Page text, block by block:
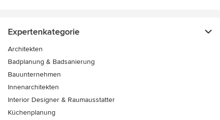
Expertenkategorie
Architekten
Badplanung & Badsanierung
Bauunternehmen
Innenarchitekten
Interior Designer & Raumausstatter
Küchenplanung